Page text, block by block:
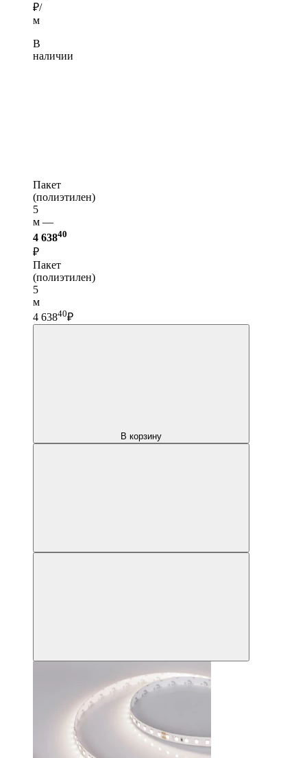
₽/
м
В
наличии
Пакет
(полиэтилен)
5
м —
4 63840
₽
Пакет
(полиэтилен)
5
м
4 63840₽
В корзину